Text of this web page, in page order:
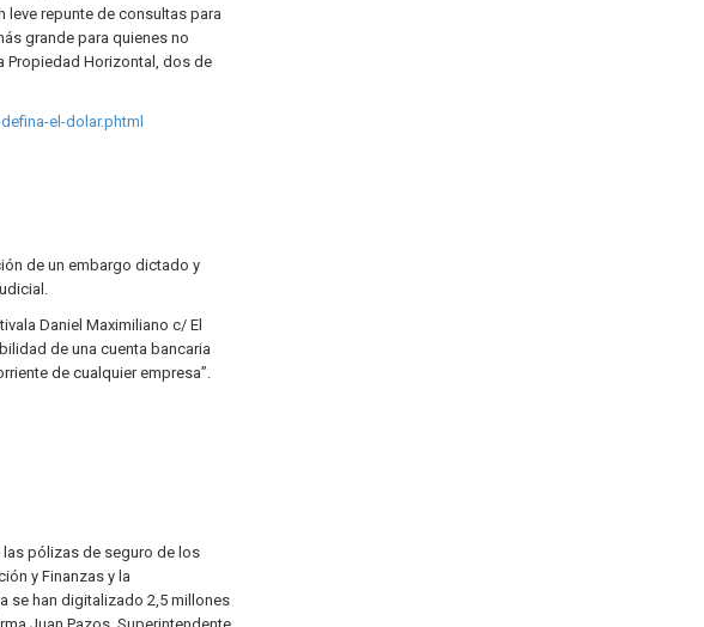
leve repunte de consultas para
grande para quienes no
Propiedad Horizontal, dos de
el-dolar.phtml
de un embargo dictado y
Daniel Maximiliano c/ El
de una cuenta bancaria
de cualquier empresa”.
las pólizas de seguro de los
y Finanzas y la
se han digitalizado 2,5 millones